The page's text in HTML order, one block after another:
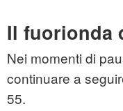
Il fuorionda
Nei momenti di
continuare a
55.